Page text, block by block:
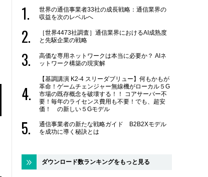
世界の通信事業者33社の成長戦略：通信業界の
収益を次のレベルへ
［世界4473社調査］通信業界におけるAI成熟度
と先駆企業の戦略
高価な専用ネットワークは本当に必要か？ AIネ
ットワーク構築の現実解
【基調講演 K2-4 スリーダブリュー】何もかもが
革命！ゲームチェンジャー無線機がローカル５G
市場の既存概念を破壊する！！ コアサーバー不
要！毎年のライセンス費用も不要！でも、超安
価！ の新しい５Gモデル
通信事業者の新たな戦略ガイド B2B2Xモデル
を成功に導く秘訣とは
ダウンロード数ランキングをもっと見る